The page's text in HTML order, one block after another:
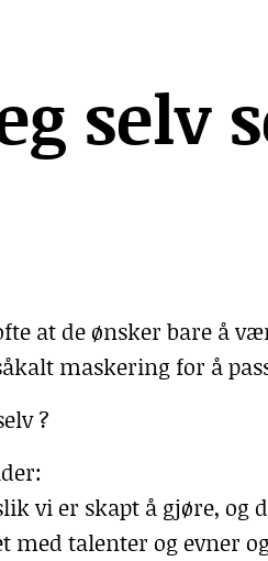
selv
at de ønsker bare å
maskering for å
?
vi er skapt å gjøre, og
med talenter og evner